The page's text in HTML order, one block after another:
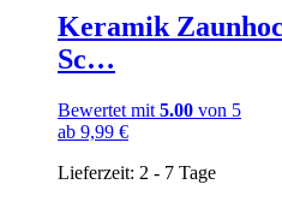
Keramik
Sc…
Bewertet mit 5.00 von 5
ab 9,99 €
Lieferzeit: 2 - 7 Tage